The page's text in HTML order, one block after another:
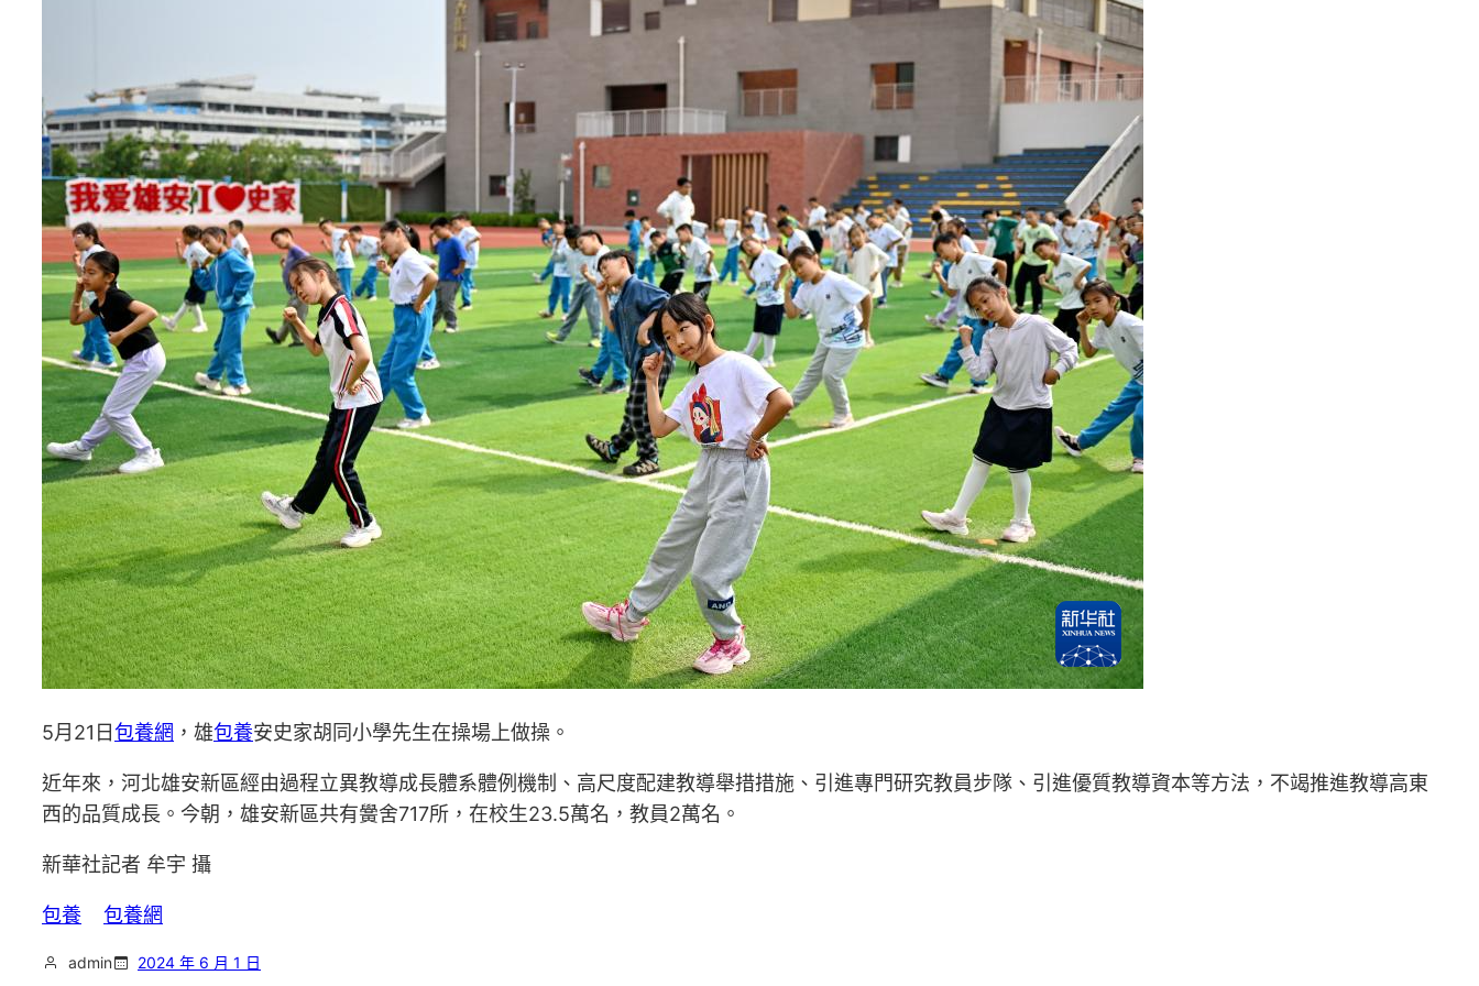
5月21日包養網 ，雄包養安史家胡同小學先生在操場上做操。
近年來，河北雄安新區經由過程立異教導成長體系體例機制、高尺度配建教導舉措措施、引進專門研究教員步隊、引進優質教導資本等方法，不竭推進教導高東
西的品質成長。今朝，雄安新區共有黌舍717所，在校生23.5萬名，教員2萬名。
新華社記者 牟宇 攝
包養 包養網
admin 2024 年 6 月 1 日